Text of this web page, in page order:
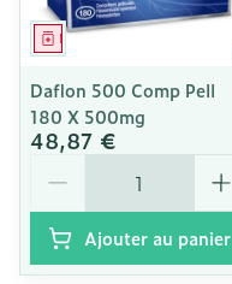
Médicament
Daflon 500 Comp Pell
180 X 500mg
48,87 €
Ajouter au panier